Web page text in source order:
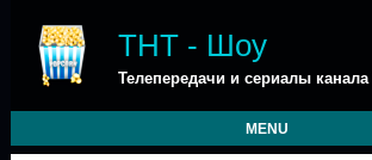
ТНТ - Шоу
Телепередачи и сериалы
MENU